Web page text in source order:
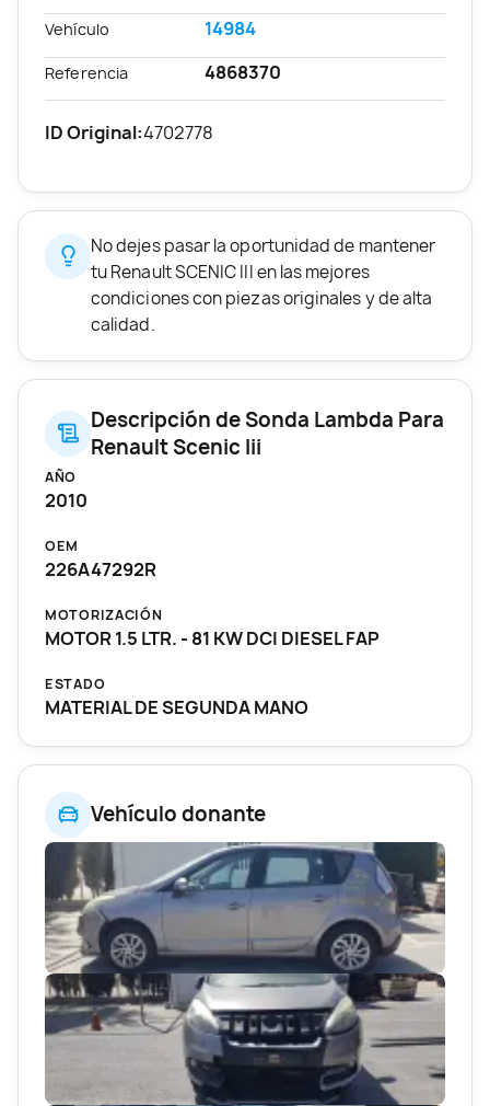
Vehículo donante
Vehículo 14984
Referencia 4868370
ID Original:4702778
No dejes pasar la oportunidad de mantener
tu Renault SCENIC III en las mejores
condiciones con piezas originales y de alta
calidad.
Descripción de Sonda Lambda Para
Renault Scenic Iii
AÑO
2010
OEM
226A47292R
MOTORIZACIÓN
MOTOR 1.5 LTR. - 81 KW DCI DIESEL FAP
ESTADO
MATERIAL DE SEGUNDA MANO